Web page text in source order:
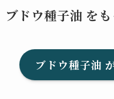
ブドウ種子油 を
ブドウ種子油